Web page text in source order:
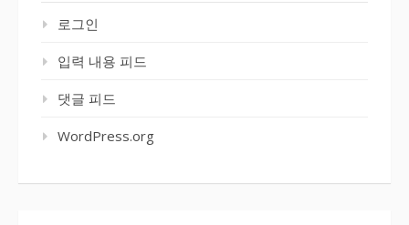
로그인
입력 내용 피드
댓글 피드
WordPress.org